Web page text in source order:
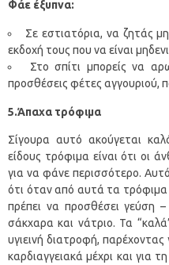
Φάε έξυπνα:
Σε εστιατόρια, να ζητάς
εκδοχή τους που να είναι
Στο σπίτι μπορείς να
προσθέσεις φέτες αγγουριού,
5.Άπαχα τρόφιμα
Σίγουρα αυτό ακούγεται
είδους τρόφιμα είναι ότι οι
για να φάνε περισσότερο.
ότι όταν από αυτά τα τρόφιμα
πρέπει να προσθέσει γεύση
σάκχαρα και νάτριο. Τα
υγιεινή διατροφή, παρέχοντας
καρδιαγγειακά μέχρι και για